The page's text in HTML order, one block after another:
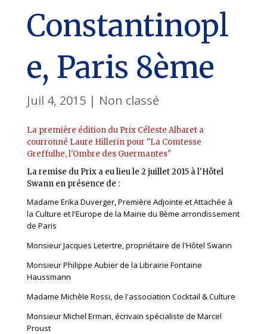
Constantinopl
e, Paris 8ème
Juil 4, 2015| Non classé
La première édition du Prix Céleste Albaret a
courronné Laure Hillerin pour "La Comtesse
Greffulhe, l'Ombre des Guermantes"
La remise du Prix a eu lieu le 2 juillet 2015 à l'Hôtel
Swann en présence de :
Madame Erika Duverger, Première Adjointe et Attachée à
la Culture et l'Europe de la Mairie du 8ème arrondissement
de Paris
MonsieurJacques Letertre, propriétaire de l'Hôtel Swann
Monsieur Philippe Aubier de la Librairie Fontaine
Haussmann
Madame Michèle Rossi, de l'association Cocktail & Culture
Monsieur Michel Erman, écrivain spécialiste de Marcel
Proust